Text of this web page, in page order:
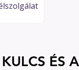
ÉS A